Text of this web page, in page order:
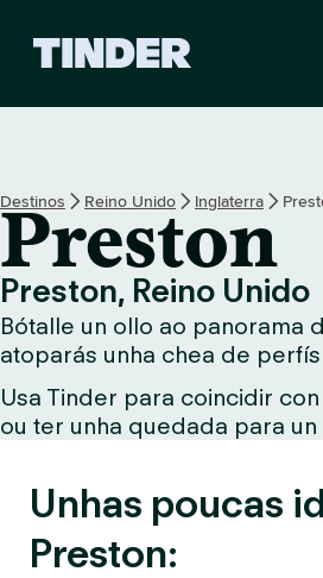
H
o
m
e
Destinos Reino Unido Inglaterra
Preston
Preston, Reino Unido
Bótalle un ollo ao panorama
atoparás unha chea de
Usa Tinder para coincidir
ou ter unha quedada para
Unhas poucas
Preston: